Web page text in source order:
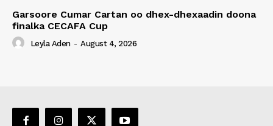
Garsoore Cumar Cartan oo dhex-dhexaadin doona
finalka CECAFA Cup
Leyla Aden - August 4, 2026